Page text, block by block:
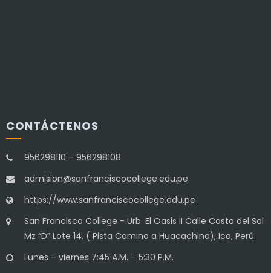
CONTÁCTENOS
956298110 – 956298108
admision@sanfranciscocollege.edu.pe
https://www.sanfranciscocollege.edu.pe
San Francisco College - Urb. El Oasis II Calle Costa del Sol
Mz “D” Lote 14. ( Pista Camino a Huacachina), Ica, Perú
Lunes – viernes 7:45 A.M. – 5:30 P.M.